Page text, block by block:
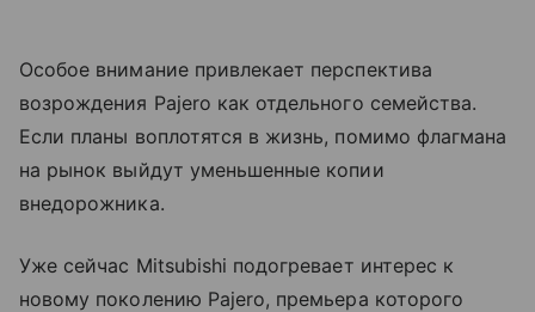
Особое внимание привлекает перспектива
возрождения Pajero как отдельного семейства.
Если планы воплотятся в жизнь, помимо флагмана
на рынок выйдут уменьшенные копии
внедорожника.
Уже сейчас Mitsubishi подогревает интерес к
новому поколению Pajero, премьера которого